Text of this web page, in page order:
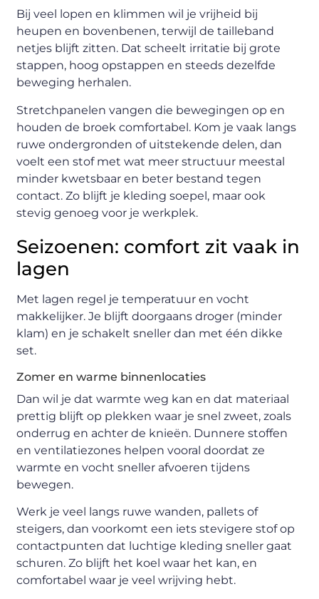
Bij veel lopen en klimmen wil je vrijheid bij
heupen en bovenbenen, terwijl de tailleband
netjes blijft zitten. Dat scheelt irritatie bij grote
stappen, hoog opstappen en steeds dezelfde
beweging herhalen.
Stretchpanelen vangen die bewegingen op en
houden de broek comfortabel. Kom je vaak langs
ruwe ondergronden of uitstekende delen, dan
voelt een stof met wat meer structuur meestal
minder kwetsbaar en beter bestand tegen
contact. Zo blijft je kleding soepel, maar ook
stevig genoeg voor je werkplek.
Seizoenen: comfort zit vaak in
lagen
Met lagen regel je temperatuur en vocht
makkelijker. Je blijft doorgaans droger (minder
klam) en je schakelt sneller dan met één dikke
set.
Zomer en warme binnenlocaties
Dan wil je dat warmte weg kan en dat materiaal
prettig blijft op plekken waar je snel zweet, zoals
onderrug en achter de knieën. Dunnere stoffen
en ventilatiezones helpen vooral doordat ze
warmte en vocht sneller afvoeren tijdens
bewegen.
Werk je veel langs ruwe wanden, pallets of
steigers, dan voorkomt een iets stevigere stof op
contactpunten dat luchtige kleding sneller gaat
schuren. Zo blijft het koel waar het kan, en
comfortabel waar je veel wrijving hebt.